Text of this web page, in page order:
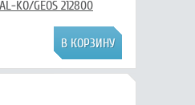
KO/GEOS 212800